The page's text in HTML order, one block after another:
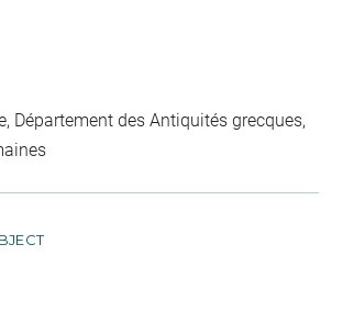
Département des Antiquités grecques,